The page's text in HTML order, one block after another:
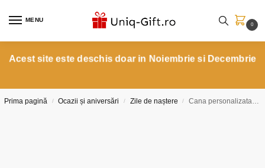
MENU
0
Acest site este deschis doar in Noiembrie si Decembrie
Prima pagină / Ocazii și aniversări / Zile de naștere / Cana personalizata cuplu Bunnies in Love